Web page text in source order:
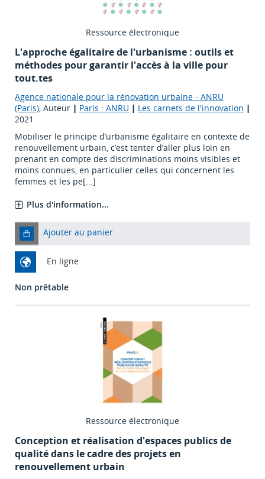
Ressource électronique
L'approche égalitaire de l'urbanisme : outils et
méthodes pour garantir l'accès à la ville pour
tout.tes
Agence nationale pour la rénovation urbaine - ANRU
(Paris), Auteur | Paris : ANRU | Les carnets de l'innovation |
2021
Mobiliser le principe d’urbanisme égalitaire en contexte de
renouvellement urbain, c’est tenter d’aller plus loin en
prenant en compte des discriminations moins visibles et
moins connues, en particulier celles qui concernent les
femmes et les pe[...]
Plus d'information...
Ajouter au panier
En ligne
Non prêtable
Ressource électronique
Conception et réalisation d'espaces publics de
qualité dans le cadre des projets en
renouvellement urbain